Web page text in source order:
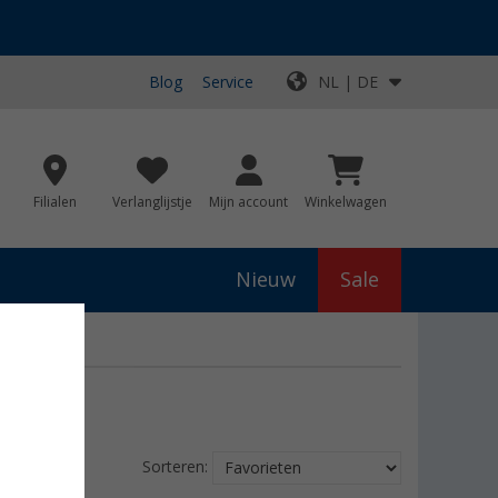
Blog Service NL | DE
Filialen Verlanglijstje Mijn account Winkelwagen
Nieuw Sale
Sorteren: